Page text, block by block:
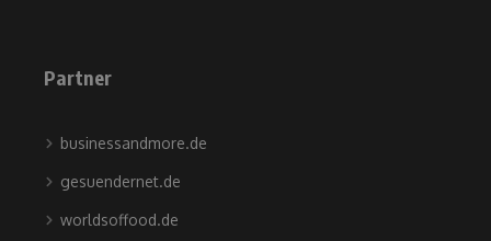
Partner
businessandmore.de
gesuendernet.de
worldsoffood.de